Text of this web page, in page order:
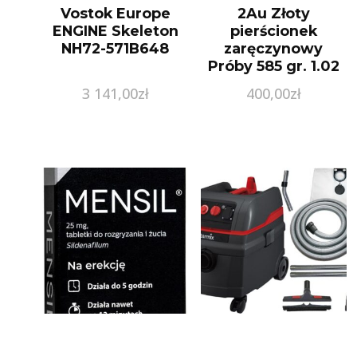
Vostok Europe
ENGINE Skeleton
NH72-571B648
3 141,00zł
2Au Złoty
pierścionek
zaręczynowy
Próby 585 gr. 1.02
400,00zł